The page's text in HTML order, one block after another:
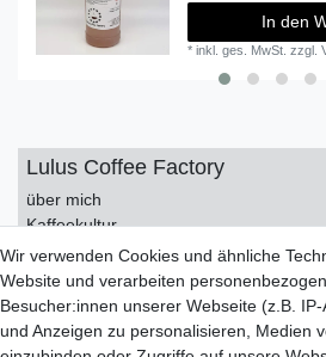
In den
*inkl. ges. MwSt. zzgl.
Lulus Coffee Factory
über mich
Kaffeekultur
Kontakt
Impressum
Datenschutzerklärung
AGB
Wir verwenden Cookies und ähnliche
Website und verarbeiten
Besucher:innen unserer Webseite (z.B.
und Anzeigen zu personalisieren, Medien